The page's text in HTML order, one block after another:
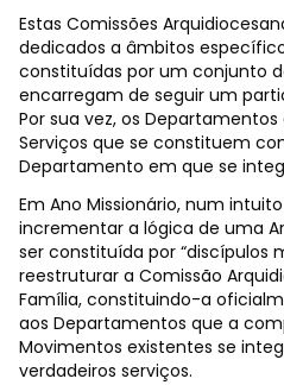
Estas Comissões
dedicados a âmbitos
constituídas por um conjunto
encarregam de seguir um
Por sua vez, os
Serviços que se constituem
Departamento em que se
Em Ano Missionário, num
incrementar a lógica de uma
ser constituída por “discípulos
reestruturar a Comissão
Família, constituindo-a
aos Departamentos que a
Movimentos existentes se
verdadeiros serviços.